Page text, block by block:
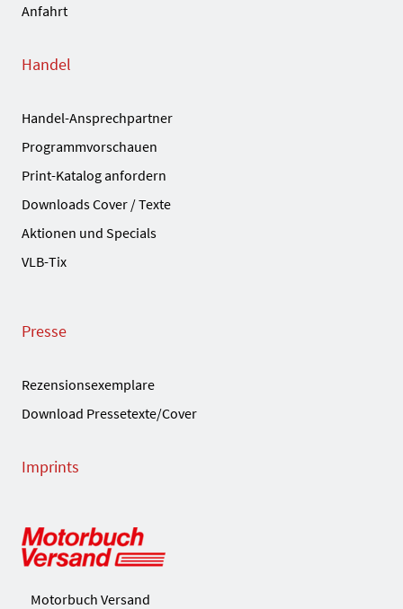
Anfahrt
Handel
Handel-Ansprechpartner
Programmvorschauen
Print-Katalog anfordern
Downloads Cover / Texte
Aktionen und Specials
VLB-Tix
Presse
Rezensionsexemplare
Download Pressetexte/Cover
Imprints
Motorbuch Versand